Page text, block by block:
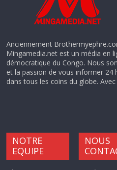
Anciennement
Mingamedia.net est un média en
démocratique du Congo. Nous
et la passion de vous informer 24
dans tous les coins du globe.
NOTRE
EQUIPE
NOUS